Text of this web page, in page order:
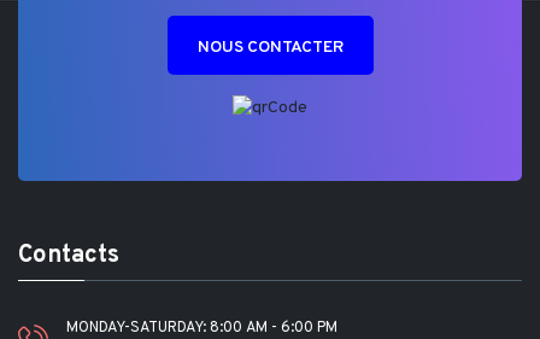
NOUS CONTACTER
Contacts
MONDAY-SATURDAY: 8:00 AM - 6:00 PM